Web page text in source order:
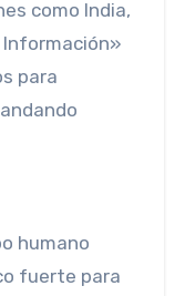
como India,
Información»
para
humano
fuerte para